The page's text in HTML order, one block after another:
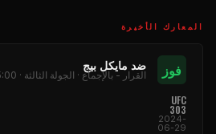
المعارك الأخيرة
فوز ضد مايكل بيج
القرار - بالإجماع · الجولة الثالثة · 5:00
UFC
303
2024-
06-29